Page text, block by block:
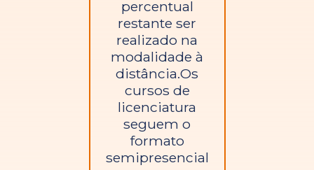
percentual
restante ser
realizado na
modalidade à
distância.Os
cursos de
licenciatura
seguem o
formato
semipresencial